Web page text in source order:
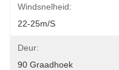
Windsnelheid:
22-25m/s
Deur:
90 Graadhoek